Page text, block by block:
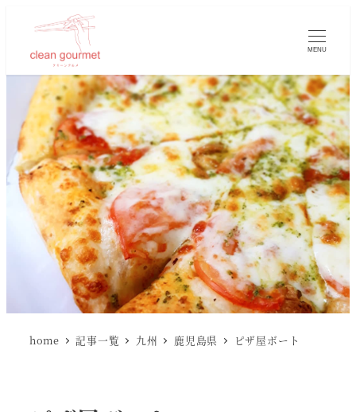
MENU
home 記事一覧 九州 鹿児島県 ピザ屋ボート